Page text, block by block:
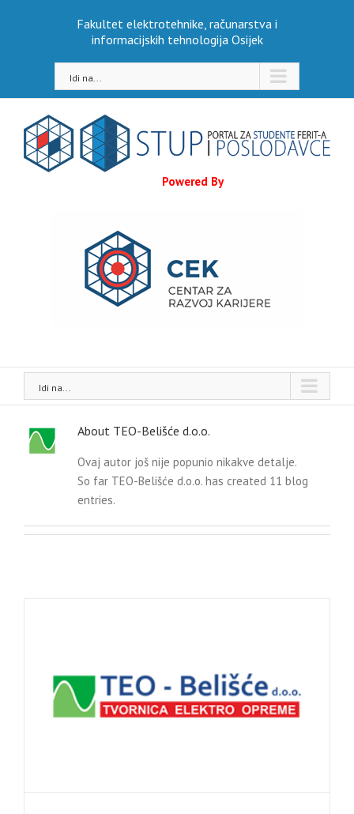
Fakultet elektrotehnike, računarstva i
informacijskih tehnologija Osijek
Idi na...
Powered By
Idi na...
About TEO-Belišće d.o.o.
Ovaj autor još nije popunio nikakve detalje.
So far TEO-Belišće d.o.o. has created 11 blog
entries.